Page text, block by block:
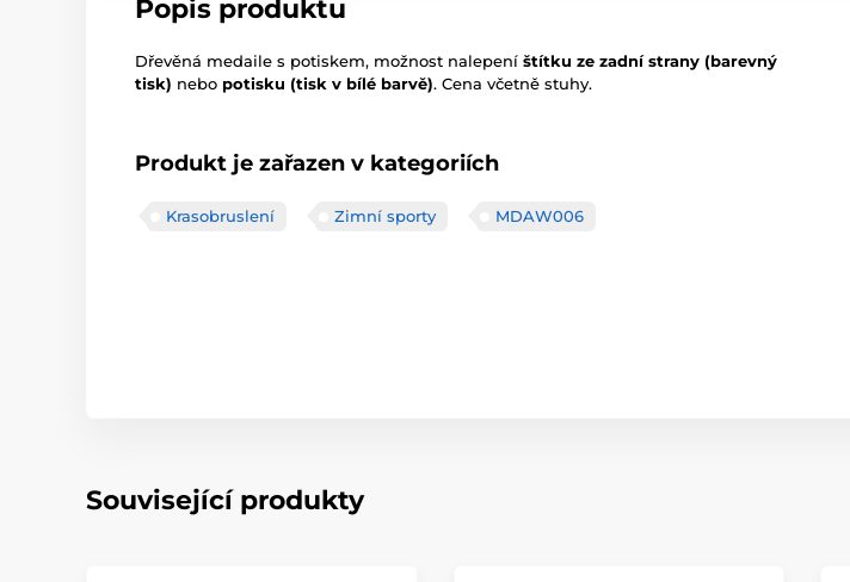
Popis produktu
Dřevěná medaile s potiskem, možnost nalepení štítku ze zadní strany (barevný
tisk) nebo potisku (tisk v bílé barvě). Cena včetně stuhy.
Produkt je zařazen v kategoriích
Krasobruslení Zimní sporty MDAW006
Související produkty